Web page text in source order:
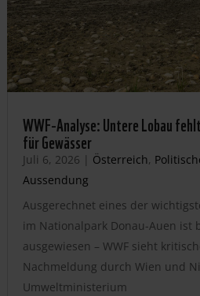
WWF-Analyse: Untere Lobau
für Gewässer
Juli 6, 2026 | Österreich,
Aussendung
Ausgerechnet eines der
im Nationalpark Donau-Auen ist
ausgewiesen – WWF sieht
Nachmeldung durch Wien und
Umweltministerium